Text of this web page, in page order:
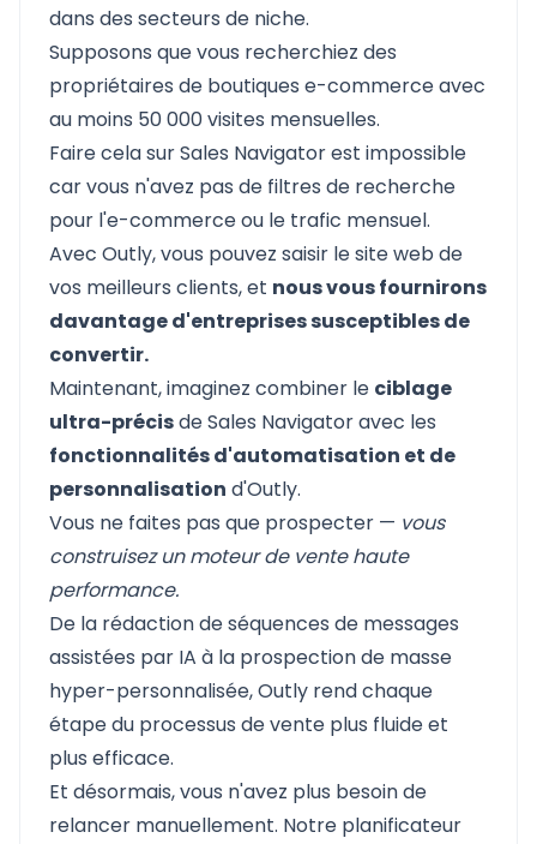
dans des secteurs de niche.
Supposons que vous recherchiez des
propriétaires de boutiques e-commerce avec
au moins 50 000 visites mensuelles.
Faire cela sur Sales Navigator est impossible
car vous n'avez pas de filtres de recherche
pour l'e-commerce ou le trafic mensuel.
Avec Outly, vous pouvez saisir le site web de
vos meilleurs clients, et nous vous fournirons
davantage d'entreprises susceptibles de
convertir.
Maintenant, imaginez combiner le ciblage
ultra-précisde Sales Navigator avec les
fonctionnalités d'automatisation et de
personnalisation d'Outly.
Vous ne faites pas que prospecter — vous
construisez un moteur de vente haute
performance.
De la rédaction de séquences de messages
assistées par IA à la prospection de masse
hyper-personnalisée, Outly rend chaque
étape du processus de vente plus fluide et
plus efficace.
Et désormais, vous n'avez plus besoin de
relancer manuellement. Notre planificateur